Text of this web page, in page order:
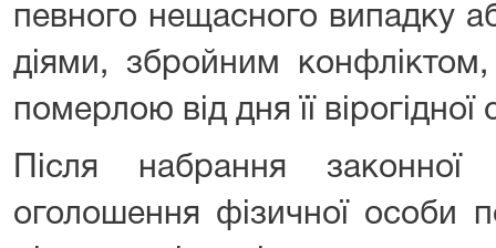
певного нещасного випадку
діями, збройним
померлою від дня її вірогідної
Після набрання
оголошення фізичної особи